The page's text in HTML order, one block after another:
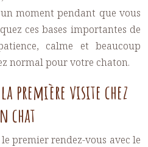
moment pendant que vous
ces bases importantes de
calme et beaucoup
normal pour votre chaton.
première visite chez
chat
premier rendez-vous avec le